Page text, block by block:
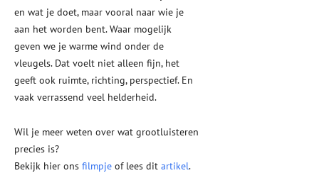
en wat je doet, maar vooral naar wie je
aan het worden bent. Waar mogelijk
geven we je warme wind onder de
vleugels. Dat voelt niet alleen fijn, het
geeft ook ruimte, richting, perspectief. En
vaak verrassend veel helderheid.
Wil je meer weten over wat grootluisteren
precies is?
Bekijk hier ons filmpje of lees dit artikel.